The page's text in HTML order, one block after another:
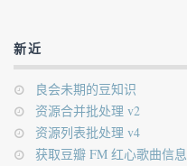
新近
良会未期的豆知识
资源合并批处理 v2
资源列表批处理 v4
获取豆瓣 FM 红心歌曲信息